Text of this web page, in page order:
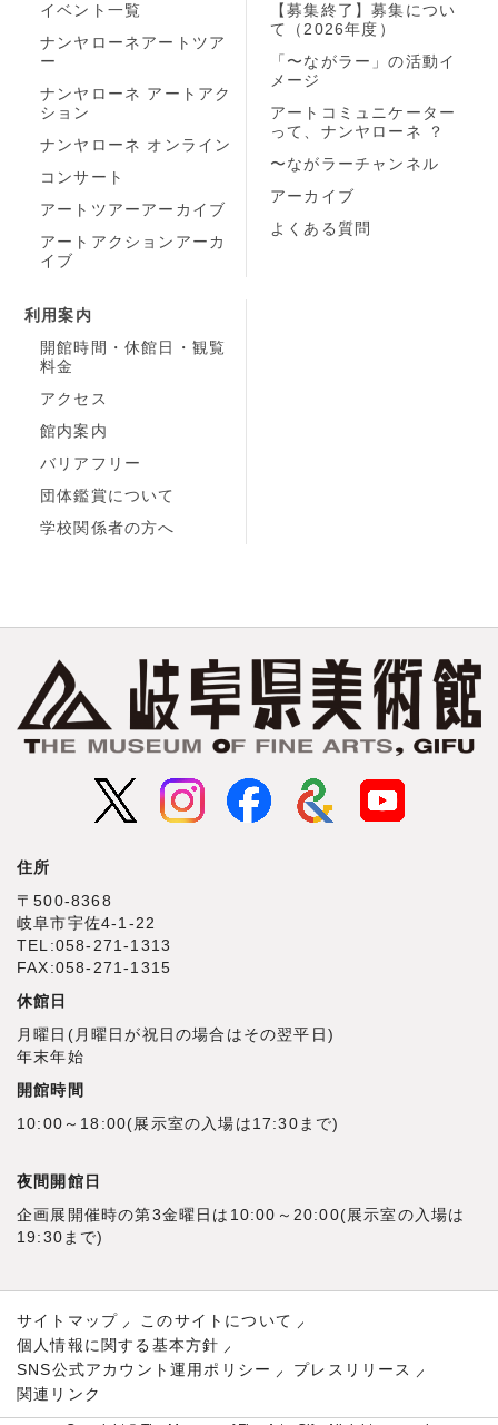
イベント一覧
ナンヤローネアートツア
ー
ナンヤローネ アートアク
ション
ナンヤローネ オンライン
コンサート
アートツアーアーカイブ
アートアクションアーカ
イブ
【募集終了】募集につい
て（2026年度）
「〜ながラー」の活動イ
メージ
アートコミュニケーター
って、ナンヤローネ ？
〜ながラーチャンネル
アーカイブ
よくある質問
利用案内
開館時間・休館日・観覧
料金
アクセス
館内案内
バリアフリー
団体鑑賞について
学校関係者の方へ
住所
〒500‐8368
岐阜市宇佐4‐1‐22
TEL:058-271-1313
FAX:058-271-1315
休館日
月曜日(月曜日が祝日の場合はその翌平日)
年末年始
開館時間
10:00～18:00(展示室の入場は17:30まで)
夜間開館日
企画展開催時の第3金曜日は10:00～20:00(展示室の入場は
19:30まで)
サイトマップ
このサイトについて
個人情報に関する基本方針
SNS公式アカウント運用ポリシー
プレスリリース
関連リンク